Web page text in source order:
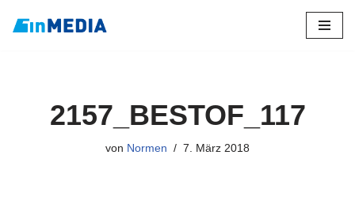
2157_BESTOF_117
von Normen 7. März 2018